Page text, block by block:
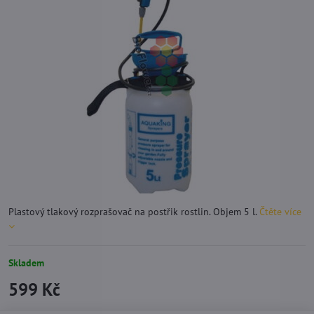
Plastový tlakový rozprašovač na postřik rostlin. Objem 5 l. Čtěte více
Skladem
599 Kč